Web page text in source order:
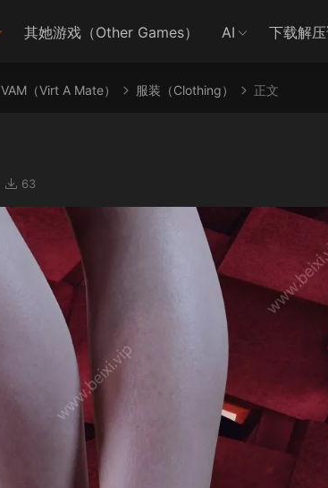
其她游戏（Other Games） AI 下载解
VAM（Virt A Mate） 服装（Clothing） 正文
63